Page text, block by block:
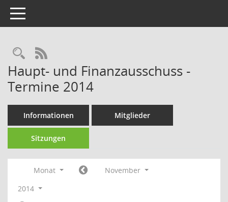
Toggle navigation
Rechercheauswahl
RSS-Feed
Haupt- und Finanzausschuss -
Termine 2014
Informationen Mitglieder
Sitzungen
Monat
November
2014